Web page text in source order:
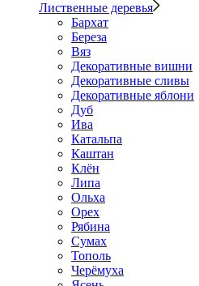
Лиственные деревья
Бархат
Береза
Вяз
Декоративные вишни
Декоративные сливы
Декоративные яблони
Дуб
Ива
Катальпа
Каштан
Клён
Липа
Ольха
Орех
Рябина
Сумах
Тополь
Черёмуха